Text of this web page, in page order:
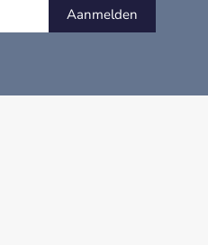
Aanmelden